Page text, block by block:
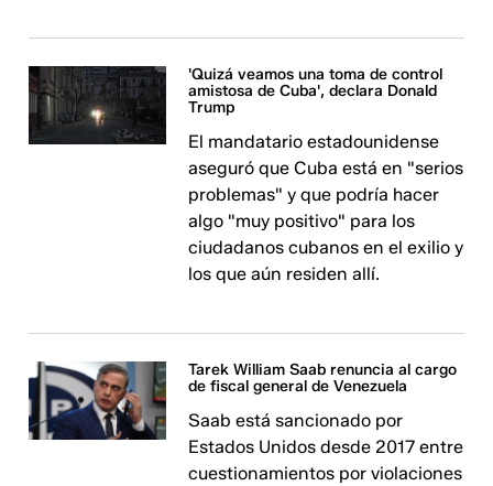
'Quizá veamos una toma de control
amistosa de Cuba', declara Donald
Trump
El mandatario estadounidense
aseguró que Cuba está en "serios
problemas" y que podría hacer
algo "muy positivo" para los
ciudadanos cubanos en el exilio y
los que aún residen allí.
Tarek William Saab renuncia al cargo
de fiscal general de Venezuela
Saab está sancionado por
Estados Unidos desde 2017 entre
cuestionamientos por violaciones